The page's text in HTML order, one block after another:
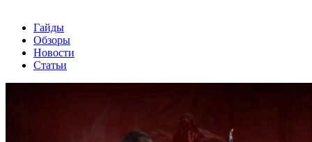
Гайды
Обзоры
Новости
Статьи